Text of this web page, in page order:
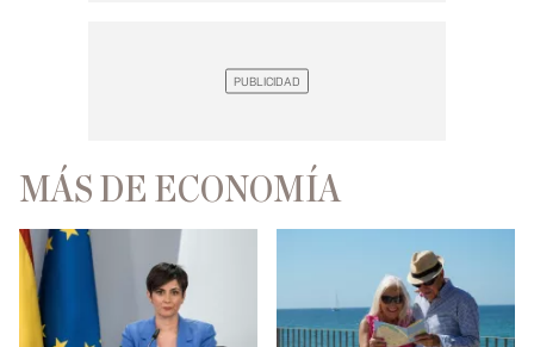
MÁS DE ECONOMÍA